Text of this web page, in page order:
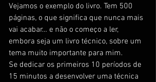
Vejamos o exemplo do livro. Tem 500
páginas, o que significa que nunca mais
vai acabar… e não o começo a ler,
embora seja um livro técnico, sobre um
tema muito importante para mim.
Se dedicar os primeiros 10 períodos de
15 minutos a desenvolver uma técnica